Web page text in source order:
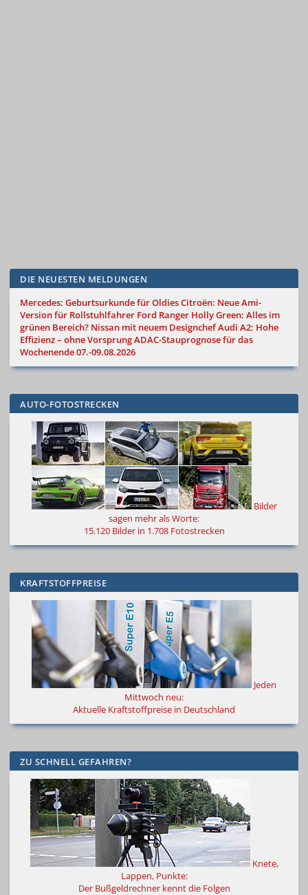
DIE NEUESTEN MELDUNGEN
Mercedes: Geburtsurkunde für OldiesCitroën: Neue Ami-
Version für Rollstuhlfahrer Ford Ranger Holly Green: Alles im
grünen Bereich? Nissan mit neuem DesignchefAudi A2: Hohe
Effizienz – ohne VorsprungADAC-Stauprognose für das
Wochenende 07.-09.08.2026
AUTO-FOTOSTRECKEN
Bilder
sagen mehr als Worte:
15.120 Bilder in 1.708 Fotostrecken
KRAFTSTOFFPREISE
Jeden
Mittwoch neu:
Aktuelle Kraftstoffpreise in Deutschland
ZU SCHNELL GEFAHREN?
Knete,
Lappen, Punkte:
Der Bußgeldrechner kennt die Folgen